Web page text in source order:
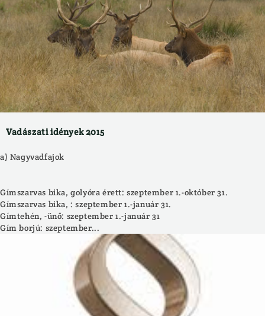
Vadászati idények 2015
a) Nagyvadfajok
Gímszarvas bika, golyóra érett: szeptember 1.-október 31.
Gímszarvas bika, : szeptember 1.-január 31.
Gímtehén, -ünő: szeptember 1.-január 31
Gím borjú: szeptember...